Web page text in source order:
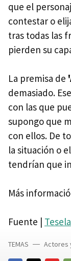
que el
contestar o
tras todas las
pierden su
La premisa de
demasiado.
con las que
supongo que
con ellos. De
la situación o
tendrían que
Más
Fuente | Tesela
TEMAS Actores